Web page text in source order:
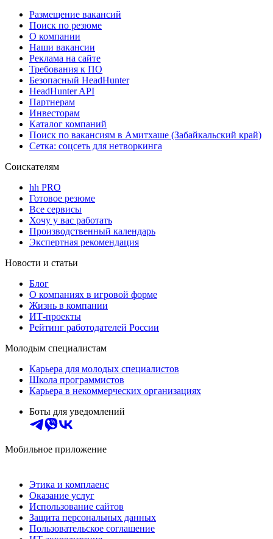
Размещение вакансий
Поиск по резюме
О компании
Наши вакансии
Реклама на сайте
Требования к ПО
Безопасный HeadHunter
HeadHunter API
Партнерам
Инвесторам
Каталог компаний
Поиск по вакансиям в Амитхаше (Забайкальский край)
Сетка: соцсеть для нетворкинга
Соискателям
hh PRO
Готовое резюме
Все сервисы
Хочу у вас работать
Производственный календарь
Экспертная рекомендация
Новости и статьи
Блог
О компаниях в игровой форме
Жизнь в компании
ИТ-проекты
Рейтинг работодателей России
Молодым специалистам
Карьера для молодых специалистов
Школа программистов
Карьера в некоммерческих организациях
Боты для уведомлений
Мобильное приложение
Этика и комплаенс
Оказание услуг
Использование сайтов
Защита персональных данных
Пользовательское соглашение